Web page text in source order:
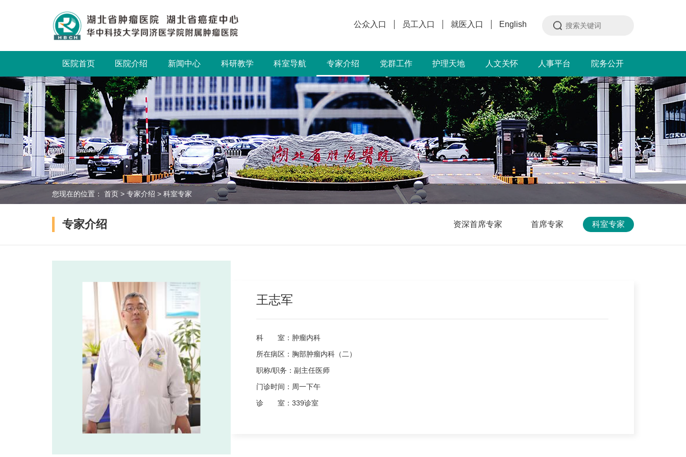
公众入口 员工入口 就医入口 English
医院首页 医院介绍 新闻中心 科研教学 科室导航 专家介绍 党群工作 护理天地 人文关怀 人事平台 院务公开
您现在的位置： 首页 > 专家介绍 > 科室专家
专家介绍 资深首席专家 首席专家 科室专家
王志军
科 室： 肿瘤内科
所在病区： 胸部肿瘤内科（二）
职称/职务： 副主任医师
门诊时间： 周一下午
诊 室： 339诊室